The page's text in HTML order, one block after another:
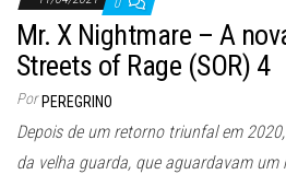
0
Mr. X Nightmare – A
Streets of Rage (SOR) 4
Por PEREGRINO
Depois de um retorno triunfal em
da velha guarda, que aguardavam um